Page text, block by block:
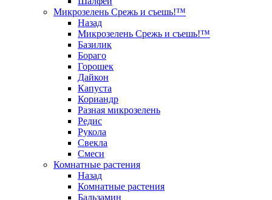
Микрозелень Срежь и съешь!™
Назад
Микрозелень Срежь и съешь!™
Базилик
Бораго
Горошек
Дайкон
Капуста
Кориандр
Разная микрозелень
Редис
Рукола
Свекла
Смеси
Комнатные растения
Назад
Комнатные растения
Бальзамин